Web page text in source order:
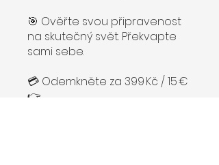
🎯 Ověřte svou připravenost
na skutečný svět. Překvapte
sami sebe.
💳 Odemkněte za 399 Kč / 15 €